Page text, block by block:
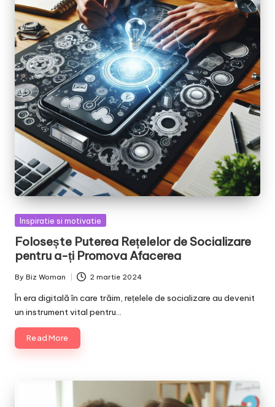
Posted
Inspiratie si motivatie
Folosește Puterea Rețelelor de Socializare
pentru a-ți Promova Afacerea
Posted
by
By Biz Woman 2 martie 2024
În era digitală în care trăim, rețelele de socializare au devenit
un instrument vital pentru…
Read More